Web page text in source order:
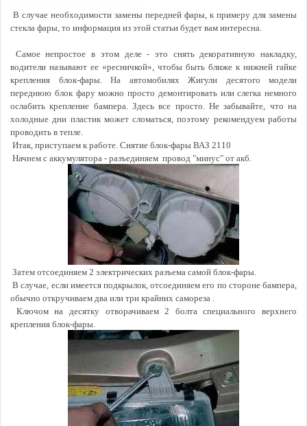
В случае необходимости замены передней фары, к примеру для замены
стекла фары, то информация из этой статьи будет вам интересна.
Самое непростое в этом деле - это снять декоративную накладку,
водители называют ее «ресничкой», чтобы быть ближе к нижней гайке
крепления блок-фары. На автомобилях Жигули десятого модели
переднюю блок фару можно просто демонтировать или слегка немного
ослабить крепление бампера. Здесь все просто. Не забывайте, что на
холодные дни пластик может сломаться, поэтому рекомендуем работы
проводить в тепле.
Итак, приступаем к работе. Снятие блок-фары ВАЗ 2110
Начнем с аккумулятора - разъединяем провод "минус" от акб.
Затем отсоединяем 2 электрических разъема самой блок-фары.
В случае, если имеется подкрылок, отсоединяем его по стороне бампера,
обычно откручиваем два или три крайних самореза .
Ключом на десятку отворачиваем 2 болта специального верхнего
крепления блок-фары.